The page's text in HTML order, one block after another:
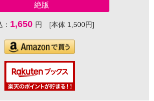
絶版
1,650 円 [本体 1,500円]